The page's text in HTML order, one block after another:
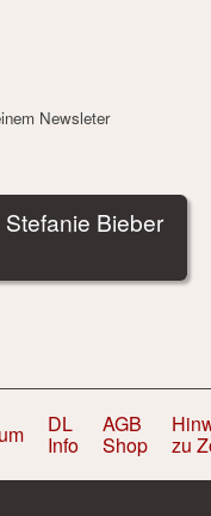
Newsleter
Bieber
DL
Info
AGB
Shop zu